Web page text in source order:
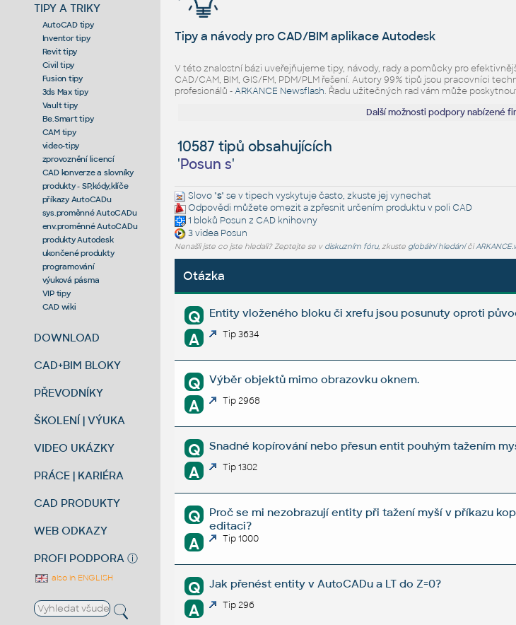
TIPY A TRIKY
AutoCAD tipy
Inventor tipy
Revit tipy
Civil tipy
Fusion tipy
3ds Max tipy
Vault tipy
Be.Smart tipy
CAM tipy
video-tipy
zprovoznění licencí
CAD konverze a slovníky
produkty - SP,kódy,klíče
příkazy AutoCADu
sys.proměnné AutoCADu
env.proměnné AutoCADu
produkty Autodesk
ukončené produkty
programování
výuková pásma
VIP tipy
CAD wiki
DOWNLOAD
CAD+BIM BLOKY
PŘEVODNÍKY
ŠKOLENÍ | VÝUKA
VIDEO UKÁZKY
PRÁCE | KARIÉRA
CAD PRODUKTY
WEB ODKAZY
PROFI PODPORA ⓘ
also in ENGLISH
Tipy a návody pro CAD/BIM aplikace Autodesk
V této znalostní bázi uveřejňujeme tipy, návody, rady a pomůcky pro
CAD/CAM, BIM, GIS/FM, PDM/PLM řešení. Autory 99% tipů jsou pracovníci
profesionálů -ARKANCE Newsflash. Řadu užitečných rad vám může
Další možnosti podpory nabízené
10587 tipů obsahujících
'Posun s'
Slovo "s" se v tipech vyskytuje často, zkuste jej vynechat
Odpovědi můžete omezit a zpřesnit určením produktu v poli CAD
1 bloků Posun z CAD knihovny
3 videa Posun
Nenašli jste co jste hledali? Zeptejte se v diskuzním fóru, zkuste globální hledáníči
Otázka
Q Entity vloženého bloku či xrefu jsou posunuty oproti
A Tip 3634
Q Výběr objektů mimo obrazovku oknem.
A Tip 2968
Q Snadné kopírování nebo přesun entit pouhým tažením
A Tip 1302
Q
Proč se mi nezobrazují entity při tažení myší v příkazu
editaci?
A Tip 1000
Q Jak přenést entity v AutoCADu a LT do Z=0?
A Tip 296